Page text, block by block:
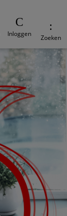
Inloggen Zoeken